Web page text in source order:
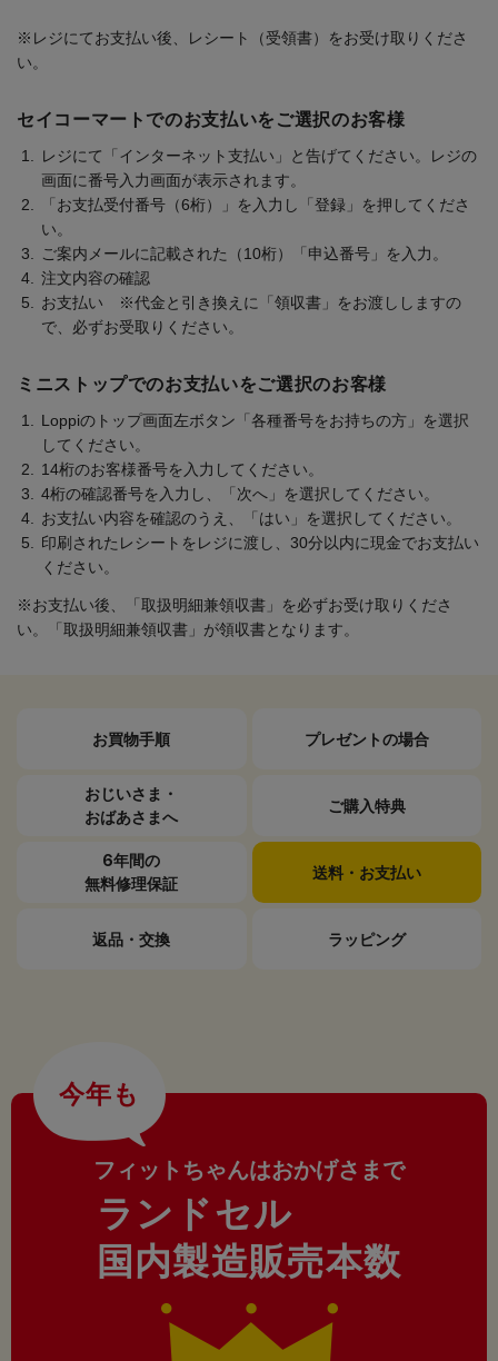
※レジにてお支払い後、レシート（受領書）をお受け取りくださ
い。
セイコーマートでのお支払いをご選択のお客様
レジにて「インターネット支払い」と告げてください。レジの
画面に番号入力画面が表示されます。
「お支払受付番号（6桁）」を入力し「登録」を押してくださ
い。
ご案内メールに記載された（10桁）「申込番号」を入力。
注文内容の確認
お支払い ※代金と引き換えに「領収書」をお渡ししますの
で、必ずお受取りください。
ミニストップでのお支払いをご選択のお客様
Loppiのトップ画面左ボタン「各種番号をお持ちの方」を選択
してください。
14桁のお客様番号を入力してください。
4桁の確認番号を入力し、「次へ」を選択してください。
お支払い内容を確認のうえ、「はい」を選択してください。
印刷されたレシートをレジに渡し、30分以内に現金でお支払い
ください。
※お支払い後、「取扱明細兼領収書」を必ずお受け取りくださ
い。「取扱明細兼領収書」が領収書となります。
お買物手順 プレゼントの場合
おじいさま・
おばあさまへ
ご購入特典
6年間の
無料修理保証
送料・ お支払い
返品・交換 ラッピング
今年も
フィットちゃんはおかげさまで
ランドセル
国内製造販売本数